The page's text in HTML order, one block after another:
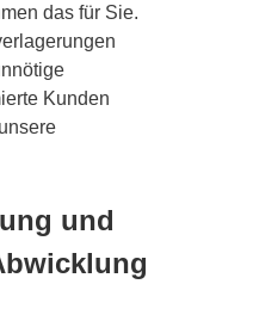
das für Sie.
Kunden
und